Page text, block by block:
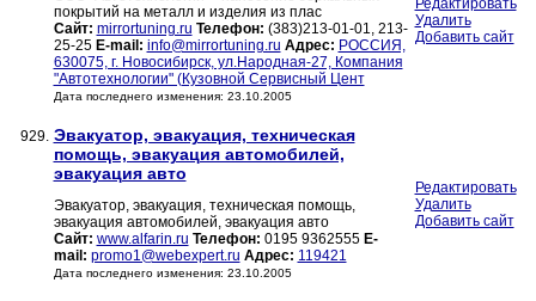
покрытий на металл и изделия из плас
Сайт: mirrortuning.ru Телефон: (383)213-01-01, 213-
25-25 E-mail: info@mirrortuning.ru Адрес: РОССИЯ,
630075, г. Новосибирск, ул.Народная-27, Компания
"Автотехнологии" (Кузовной Сервисный Цент
Дата последнего изменения: 23.10.2005
Редактировать
Удалить
Добавить сайт
929. Эвакуатор, эвакуация, техническая
помощь, эвакуация автомобилей,
эвакуация авто
Эвакуатор, эвакуация, техническая помощь,
эвакуация автомобилей, эвакуация авто
Сайт: www.alfarin.ru Телефон: 0195 9362555 E-
mail: promo1@webexpert.ru Адрес: 119421
Дата последнего изменения: 23.10.2005
Редактировать
Удалить
Добавить сайт